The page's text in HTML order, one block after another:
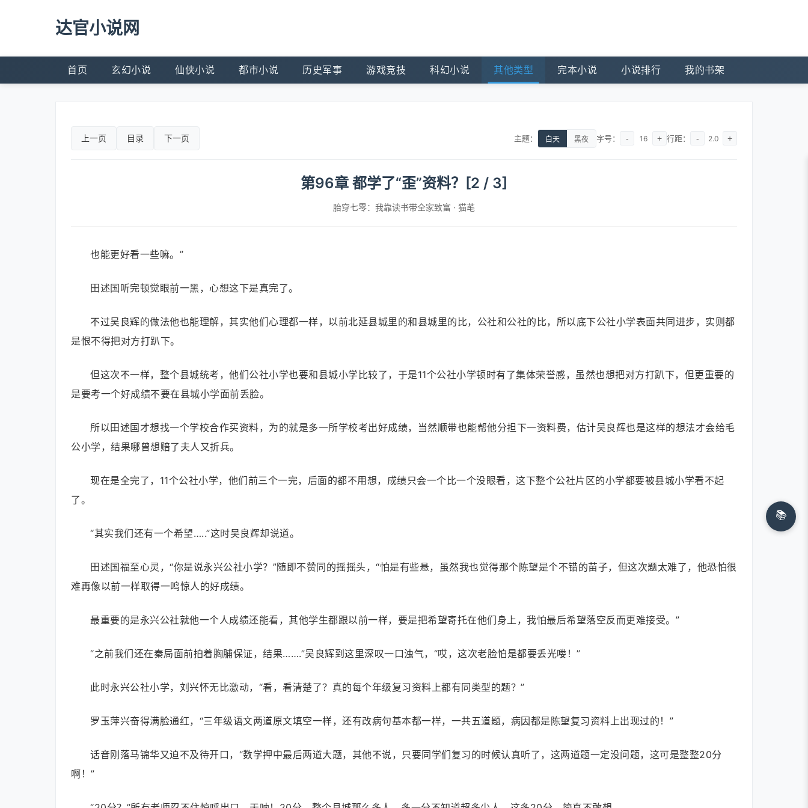
达官小说网
首页 玄幻小说 仙侠小说 都市小说 历史军事 游戏竞技 科幻小说 其他类型 完本小说 小说排行 我的书架
上一页 目录 下一页 主题： 白天 黑夜 字号： - 16 + 行距： - 2.0 +
第96章 都学了“歪”资料？[2 / 3]
胎穿七零：我靠读书带全家致富 · 猫芼
也能更好看一些嘛。”
田述国听完顿觉眼前一黑，心想这下是真完了。
不过吴良辉的做法他也能理解，其实他们心理都一样，以前北延县城里的和县城里的比，公社和公社的比，所以底下公社小学表面共同进步，实则都
是恨不得把对方打趴下。
但这次不一样，整个县城统考，他们公社小学也要和县城小学比较了，于是11个公社小学顿时有了集体荣誉感，虽然也想把对方打趴下，但更重要的
是要考一个好成绩不要在县城小学面前丢脸。
所以田述国才想找一个学校合作买资料，为的就是多一所学校考出好成绩，当然顺带也能帮他分担下一资料费，估计吴良辉也是这样的想法才会给毛
公小学，结果哪曾想赔了夫人又折兵。
现在是全完了，11个公社小学，他们前三个一完，后面的都不用想，成绩只会一个比一个没眼看，这下整个公社片区的小学都要被县城小学看不起
了。
“其实我们还有一个希望…..”这时吴良辉却说道。
田述国福至心灵，“你是说永兴公社小学？”随即不赞同的摇摇头，“怕是有些悬，虽然我也觉得那个陈望是个不错的苗子，但这次题太难了，他恐怕很
难再像以前一样取得一鸣惊人的好成绩。
最重要的是永兴公社就他一个人成绩还能看，其他学生都跟以前一样，要是把希望寄托在他们身上，我怕最后希望落空反而更难接受。”
“之前我们还在秦局面前拍着胸脯保证，结果…….”吴良辉到这里深叹一口浊气，“哎，这次老脸怕是都要丢光喽！”
此时永兴公社小学，刘兴怀无比激动，“看，看清楚了？真的每个年级复习资料上都有同类型的题？”
罗玉萍兴奋得满脸通红，“三年级语文两道原文填空一样，还有改病句基本都一样，一共五道题，病因都是陈望复习资料上出现过的！”
话音刚落马锦华又迫不及待开口，“数学押中最后两道大题，其他不说，只要同学们复习的时候认真听了，这两道题一定没问题，这可是整整20分
啊！”
📚